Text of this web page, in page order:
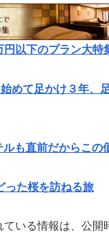
円以下のプラン大特
始めて足かけ３年
も直前だからこの
った桜を訪ねる旅
いる情報は、公開